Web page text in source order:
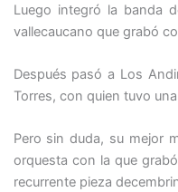
Luego integró la banda
vallecaucano que grabó
Después pasó a Los
Torres, con quien tuvo
Pero sin duda, su mejor
orquesta con la que
recurrente pieza